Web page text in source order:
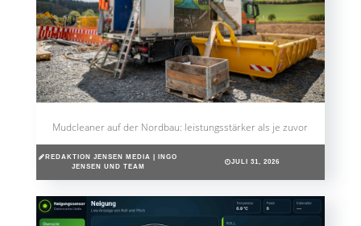
Mudcleaner auf der Nordbau: leistungsstärker als je zuvor
REDAKTION JENSEN MEDIA | INGO
JENSEN UND TEAM
JULI 31, 2026